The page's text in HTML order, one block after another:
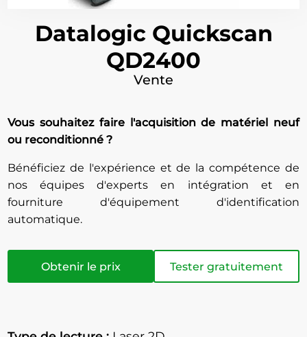
Datalogic Quickscan
QD2400
Vente
Vous souhaitez faire l'acquisition de matériel neuf
ou reconditionné ?
Bénéficiez de l'expérience et de la compétence de
nos équipes d'experts en intégration et en
fourniture d'équipement d'identification
automatique.
Obtenir le prix Tester gratuitement